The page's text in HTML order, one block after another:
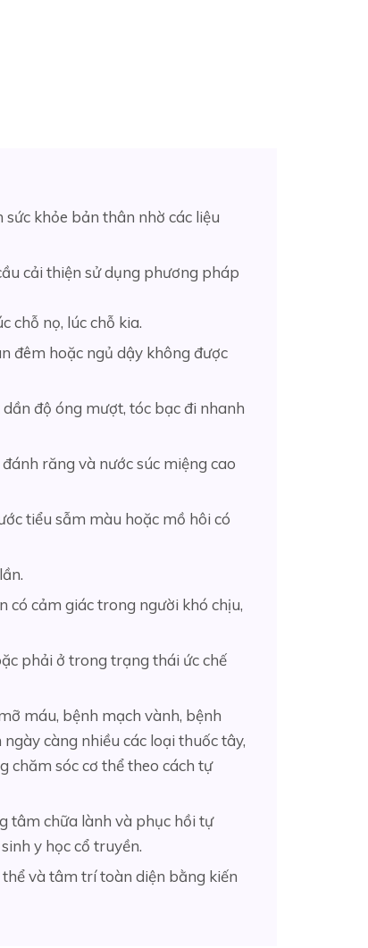
khỏe bản thân nhờ các liệu
cải thiện sử dụng phương pháp
chỗ nọ, lúc chỗ kia.
đêm hoặc ngủ dậy không được
độ óng mượt, tóc bạc đi nhanh
răng và nước súc miệng cao
tiểu sẫm màu hoặc mồ hôi có
cảm giác trong người khó chịu,
phải ở trong trạng thái ức chế
máu, bệnh mạch vành, bệnh
càng nhiều các loại thuốc tây,
chăm sóc cơ thể theo cách tự
tâm chữa lành và phục hồi tự
y học cổ truyền.
và tâm trí toàn diện bằng kiến